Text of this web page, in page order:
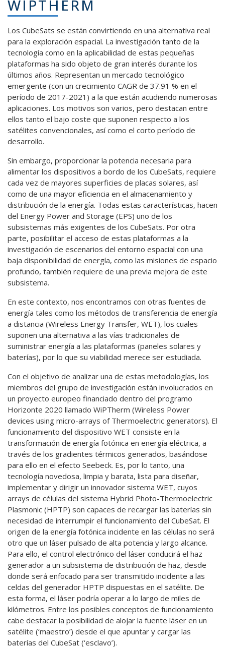
WIPTHERM
Los CubeSats se están convirtiendo en una alternativa real
para la exploración espacial. La investigación tanto de la
tecnología como en la aplicabilidad de estas pequeñas
plataformas ha sido objeto de gran interés durante los
últimos años. Representan un mercado tecnológico
emergente (con un crecimiento CAGR de 37.91 % en el
período de 2017-2021) a la que están acudiendo numerosas
aplicaciones. Los motivos son varios, pero destacan entre
ellos tanto el bajo coste que suponen respecto a los
satélites convencionales, así como el corto período de
desarrollo.
Sin embargo, proporcionar la potencia necesaria para
alimentar los dispositivos a bordo de los CubeSats, requiere
cada vez de mayores superficies de placas solares, así
como de una mayor eficiencia en el almacenamiento y
distribución de la energía. Todas estas características, hacen
del Energy Power and Storage (EPS) uno de los
subsistemas más exigentes de los CubeSats. Por otra
parte, posibilitar el acceso de estas plataformas a la
investigación de escenarios del entorno espacial con una
baja disponibilidad de energía, como las misiones de espacio
profundo, también requiere de una previa mejora de este
subsistema.
En este contexto, nos encontramos con otras fuentes de
energía tales como los métodos de transferencia de energía
a distancia (Wireless Energy Transfer, WET), los cuales
suponen una alternativa a las vías tradicionales de
suministrar energía a las plataformas (paneles solares y
baterías), por lo que su viabilidad merece ser estudiada.
Con el objetivo de analizar una de estas metodologías, los
miembros del grupo de investigación están involucrados en
un proyecto europeo financiado dentro del programo
Horizonte 2020 llamado WiPTherm (Wireless Power
devices using micro-arrays of Thermoelectric generators). El
funcionamiento del dispositivo WET consiste en la
transformación de energía fotónica en energía eléctrica, a
través de los gradientes térmicos generados, basándose
para ello en el efecto Seebeck. Es, por lo tanto, una
tecnología novedosa, limpia y barata, lista para diseñar,
implementar y dirigir un innovador sistema WET, cuyos
arrays de células del sistema Hybrid Photo-Thermoelectric
Plasmonic (HPTP) son capaces de recargar las baterías sin
necesidad de interrumpir el funcionamiento del CubeSat. El
origen de la energía fotónica incidente en las células no será
otro que un láser pulsado de alta potencia y largo alcance.
Para ello, el control electrónico del láser conducirá el haz
generador a un subsistema de distribución de haz, desde
donde será enfocado para ser transmitido incidente a las
celdas del generador HPTP dispuestas en el satélite. De
esta forma, el láser podría operar a lo largo de miles de
kilómetros. Entre los posibles conceptos de funcionamiento
cabe destacar la posibilidad de alojar la fuente láser en un
satélite (‘maestro’) desde el que apuntar y cargar las
baterías del CubeSat (‘esclavo’).